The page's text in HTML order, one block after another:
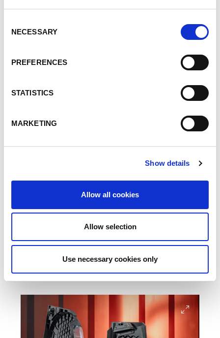
Selection
NECESSARY
PREFERENCES
STATISTICS
MARKETING
Show details
Allow all cookies
Allow selection
Use necessary cookies only